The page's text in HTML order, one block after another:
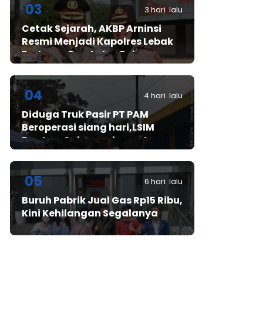
03 3 hari lalu
Cetak Sejarah, AKBP Arninsi
Resmi Menjadi Kapolres Lebak
Pertama Berstatus Polwan
04 4 hari lalu
Diduga Truk Pasir PT PAM
Beroperasi siang hari,LSIM
Banten: Gubernur harus turun
tangan
05 6 hari lalu
Buruh Pabrik Jual Gas Rp15 Ribu,
Kini Kehilangan Segalanya